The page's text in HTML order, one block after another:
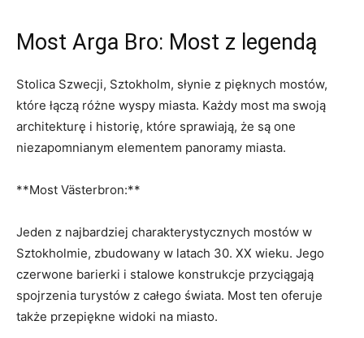
Most Arga Bro: Most z legendą
Stolica⁣ Szwecji, Sztokholm, słynie z pięknych mostów,⁢
które‍ łączą różne wyspy miasta. Każdy most ma swoją
architekturę i historię, które sprawiają, że są one
niezapomnianym ⁤elementem‌ panoramy miasta.
**Most‌ Västerbron:**
Jeden z najbardziej charakterystycznych mostów w
Sztokholmie, zbudowany⁤ w latach 30. ⁣XX wieku. Jego
czerwone barierki i‌ stalowe konstrukcje przyciągają
spojrzenia turystów z całego⁢ świata. Most ten oferuje
⁢także przepiękne​ widoki ​na⁤ miasto.